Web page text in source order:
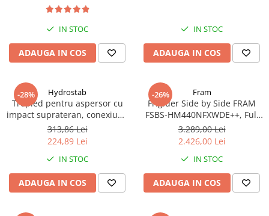
IN STOC
ADAUGA IN COS
IN STOC
ADAUGA IN COS
-28% Hydrostab
Trepied pentru aspersor cu
impact suprateran, conexiune
cm
313,86 Lei
224,89 Lei
IN STOC
ADAUGA IN COS
-26% Fram
Frigider Side by Side FRAM
FSBS-HM440NFXWDE++, Full
No Frost, 439 L, Inverter,
Dozator apă, Display Touch,
Clasa E, Aspect Inox
3.289,00 Lei
2.426,00 Lei
IN STOC
ADAUGA IN COS